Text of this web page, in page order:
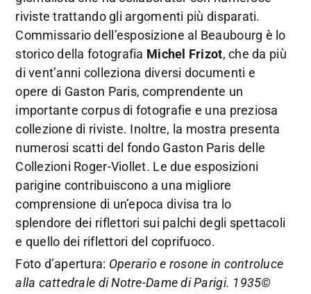
riviste trattando gli argomenti più disparati.
Commissario dell’esposizione al Beaubourg è lo
storico della fotografia Michel Frizot, che da più
di vent’anni colleziona diversi documenti e
opere di Gaston Paris, comprendente un
importante corpus di fotografie e una preziosa
collezione di riviste. Inoltre, la mostra presenta
numerosi scatti del fondo Gaston Paris delle
Collezioni Roger-Viollet. Le due esposizioni
parigine contribuiscono a una migliore
comprensione di un’epoca divisa tra lo
splendore dei riflettori sui palchi degli spettacoli
e quello dei riflettori del coprifuoco.
Foto d’apertura: Operario e rosone in controluce
alla cattedrale di Notre-Dame di Parigi. 1935©